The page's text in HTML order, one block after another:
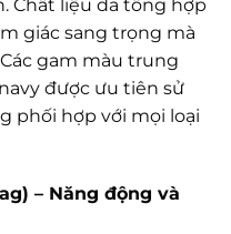
Chất liệu da tổng hợp
giác sang trọng mà
gam màu trung
được ưu tiên sử
phối hợp với mọi loại
– Năng động và